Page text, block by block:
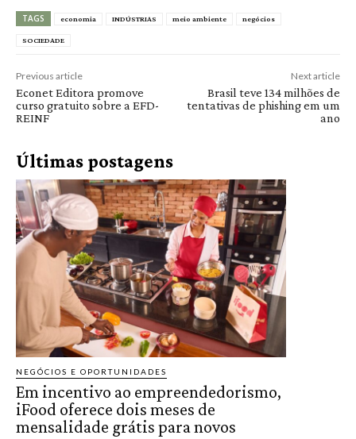
TAGS economia INDÚSTRIAS meio ambiente negócios
SOCIEDADE
Previous article
Econet Editora promove
curso gratuito sobre a EFD-
REINF
Next article
Brasil teve 134 milhões de
tentativas de phishing em um
ano
Últimas postagens
NEGÓCIOS E OPORTUNIDADES
Em incentivo ao empreendedorismo,
iFood oferece dois meses de
mensalidade grátis para novos